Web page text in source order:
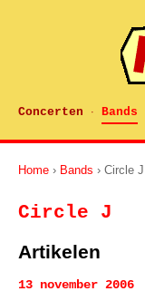
Concerten · Bands
Home › Bands › Circle J
Circle J
Artikelen
13 november 2006